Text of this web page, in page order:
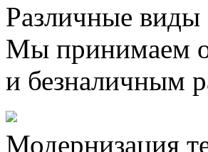
Различные виды
Мы принимаем
и безналичным
Модернизация